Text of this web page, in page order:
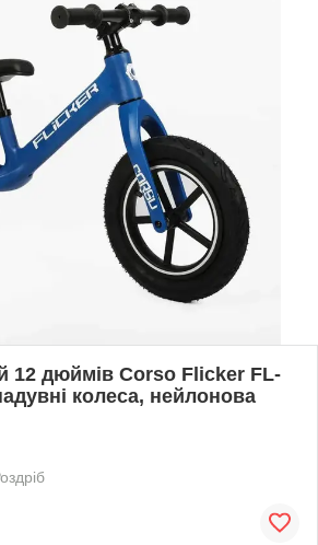
12 дюймів Corso Flicker FL-
колеса, нейлонова